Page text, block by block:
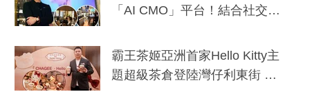
「AI CMO」平台！結合社交聆
分鐘生成「貼地」宣傳短片
霸王茶姬亞洲首家Hello Kitty主
題超級茶倉登陸灣仔利東街 推